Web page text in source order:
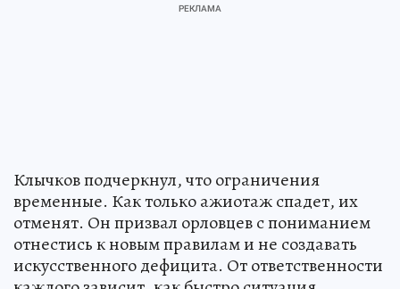
Клычков подчеркнул, что ограничения
временные. Как только ажиотаж спадет, их
отменят. Он призвал орловцев с пониманием
отнестись к новым правилам и не создавать
искусственного дефицита. От ответственности